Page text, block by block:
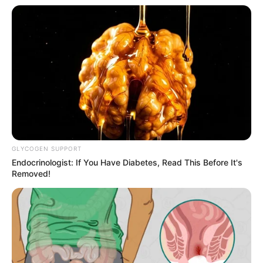
GLYCOGEN SUPPORT
Endocrinologist: If You Have Diabetes, Read This Before It's
Removed!